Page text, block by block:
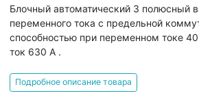
Блочный автоматический 3 полюсный
переменного тока с предельной
способностью при переменном токе
ток 630 А .
Подробное описание товара